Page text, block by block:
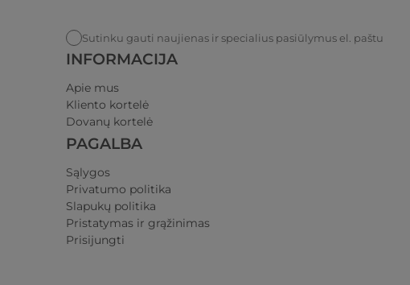
Sutinku gauti naujienas ir specialius pasiūlymus el. paštu
INFORMACIJA
Apie mus
Kliento kortelė
Dovanų kortelė
PAGALBA
Sąlygos
Privatumo politika​
Slapukų politika
Pristatymas ir grąžinimas​
Prisijungti​